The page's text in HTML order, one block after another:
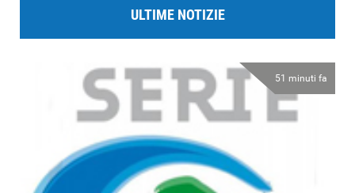
ULTIME NOTIZIE
51 minuti fa